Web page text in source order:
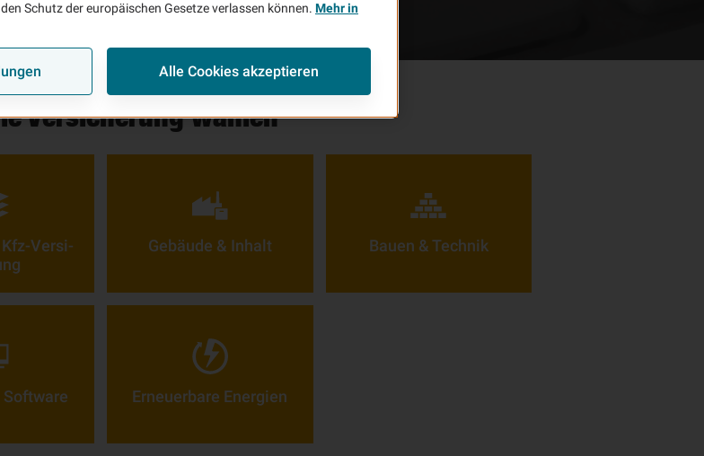
Versicherung wählen
Kfz-Ver­si­
Gebäude & Inhalt Bauen & Technik
Erneuerbare Energien
Schutz der europäischen Gesetze verlassen können. Mehr in
Alle Cookies akzeptieren